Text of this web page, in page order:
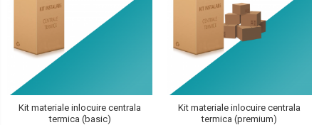
Kit materiale inlocuire centrala
termica (basic)
Kit materiale inlocuire centrala
termica (premium)